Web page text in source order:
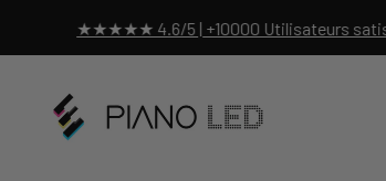
4.6/5 | +10000 Utilisateurs satisfaits
Piano Led Shop